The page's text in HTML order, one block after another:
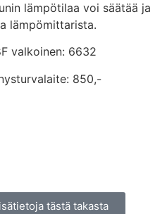
lämpötilaa voi säätää ja
lämpömittarista.
valkoinen: 6632
850,-
tästä takasta